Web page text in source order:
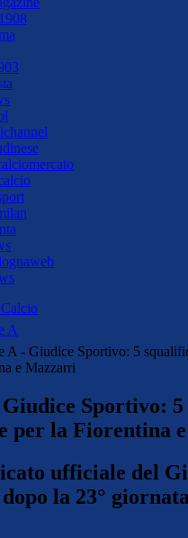
A
A - Giudice Sportivo: 5
e Mazzarri
Giudice Sportivo:
per la Fiorentina
ufficiale del
la 23°